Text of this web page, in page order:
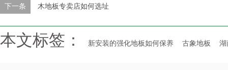
下一条
木地板专卖店如何选址
本文标签： 新安装的强化地板如何保养 古象地板